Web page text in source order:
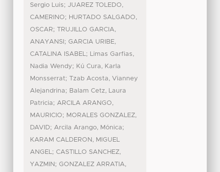
Sergio Luis; JUAREZ TOLEDO,
CAMERINO; HURTADO SALGADO,
OSCAR; TRUJILLO GARCIA,
ANAYANSI ; GARCIA URIBE,
CATALINA ISABEL; Limas Garfias,
Nadia Wendy; Kú Cura, Karla
Monsserrat; Tzab Acosta, Vianney
Alejandrina; Balam Cetz, Laura
Patricia; ARCILA ARANGO,
MAURICIO; MORALES GONZALEZ,
DAVID; Arcila Arango, Mónica;
KARAM CALDERON, MIGUEL
ANGEL; CASTILLO SANCHEZ,
YAZMIN ; GONZALEZ ARRATIA,